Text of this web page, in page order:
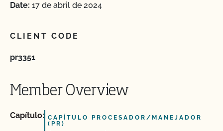
Date: 17 de abril de 2024
CLIENT CODE
pr3351
Member Overview
Capítulo: CAPÍTULO PROCESADOR/MANEJADOR
(PR)